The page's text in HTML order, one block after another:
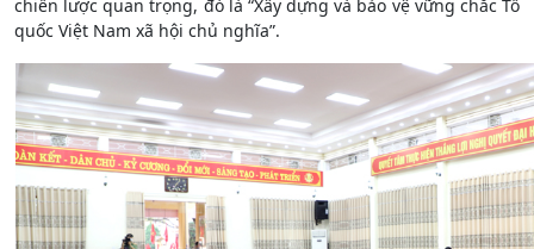
chiến lược quan trọng, đó là “Xây dựng và bảo vệ vững chắc Tổ
quốc Việt Nam xã hội chủ nghĩa”.